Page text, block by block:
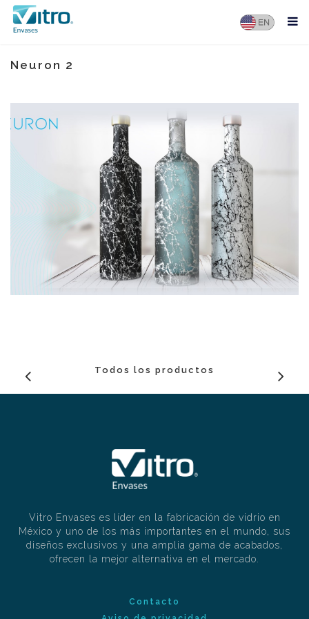
Neuron 2
Todos los productos
Vitro Envases es líder en la fabricación de vidrio en
México y uno de los más importantes en el mundo, sus
diseños exclusivos y una amplia gama de acabados,
ofrecen la mejor alternativa en el mercado.
Contacto